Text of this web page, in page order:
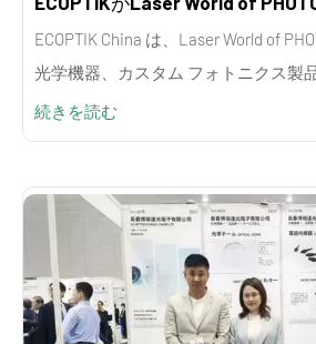
ECOPTIK China は、Laser World of
光学機器、カスタム フォトニクス製
しました。
続きを読む